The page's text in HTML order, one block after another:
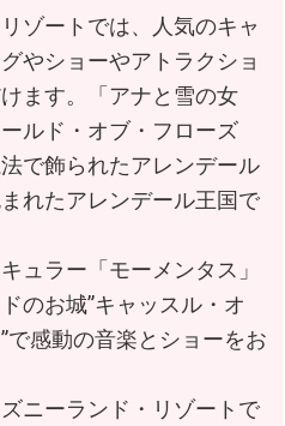
ゾートでは、人気のキャ
やショーやアトラクショ
ます。「アナと雪の女
ルド・オブ・フローズ
で飾られたアレンデール
れたアレンデール王国で
ュラー「モーメンタス」
のお城”キャッスル・オ
で感動の音楽とショーをお
ニーランド・リゾートで